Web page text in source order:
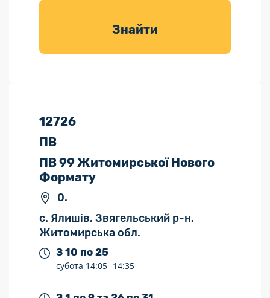
товарів для
Знайти
12726
ПВ
ПВ 99 Житомирської Нового
Формату
0.
с. Ялишів, Звягельський р-н,
Житомирська обл.
З 10 по 25
субота 14:05 -14:35